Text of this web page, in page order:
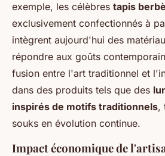
exemple, les célèbres tapis
exclusivement confectionnés à
intègrent aujourd'hui des
répondre aux goûts
fusion entre l'art traditionnel et
dans des produits tels que des
inspirés de motifs traditionnels,
souks en évolution continue.
Impact économique de